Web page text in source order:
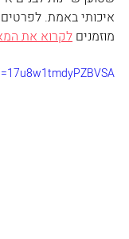
איכותי באמת.
מוזמנים לקרוא את